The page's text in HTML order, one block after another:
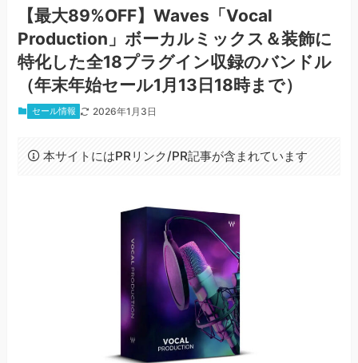
【最大89%OFF】Waves「Vocal
Production」ボーカルミックス＆装飾に
特化した全18プラグイン収録のバンドル
（年末年始セール1月13日18時まで）
セール情報 2026年1月3日
本サイトにはPRリンク/PR記事が含まれています